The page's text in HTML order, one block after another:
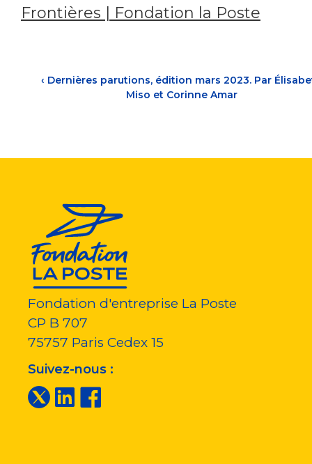
Frontières | Fondation la Poste
‹ Dernières parutions, édition mars 2023. Par
Miso et Corinne Amar
Fondation d'entreprise La Poste
CP B 707
75757 Paris Cedex 15
Suivez-nous :